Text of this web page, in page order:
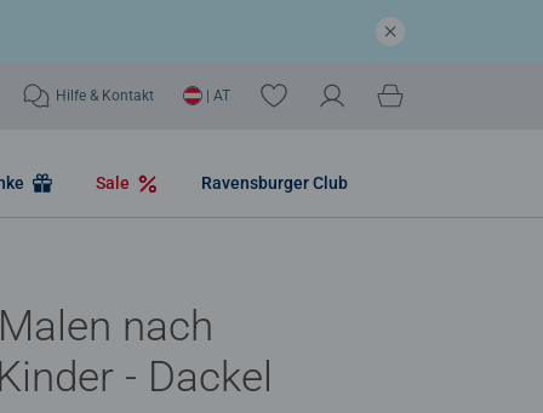
Hilfe & Kontakt | AT
Sale Ravensburger Club
nach
- Dackel